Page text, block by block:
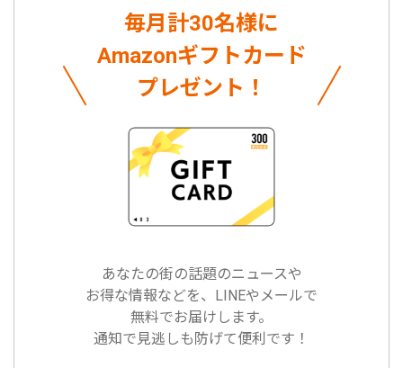
毎月計30名様に
Amazonギフトカード
プレゼント！
あなたの街の話題のニュースや
お得な情報などを、LINEやメールで
無料でお届けします。
通知で見逃しも防げて便利です！